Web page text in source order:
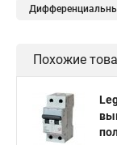
Похожие